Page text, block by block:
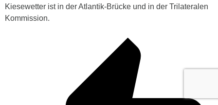
Kiesewetter ist in der Atlantik-Brücke und in der Trilateralen
Kommission.